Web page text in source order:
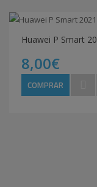
8,00€
COMPRAR